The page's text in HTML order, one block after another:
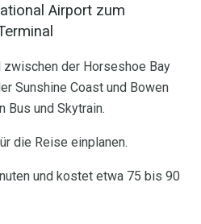
Airport zum
der Horseshoe Bay
Sunshine Coast und Bowen
Bus und Skytrain.
die Reise einplanen.
und kostet etwa 75 bis 90